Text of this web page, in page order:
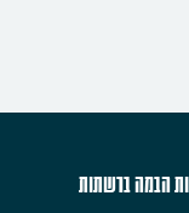
הבמה ברשתות